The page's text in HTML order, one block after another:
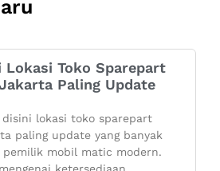
Lokasi Toko Sparepart
Paling Update
lokasi toko sparepart
paling update yang banyak
mobil matic modern.